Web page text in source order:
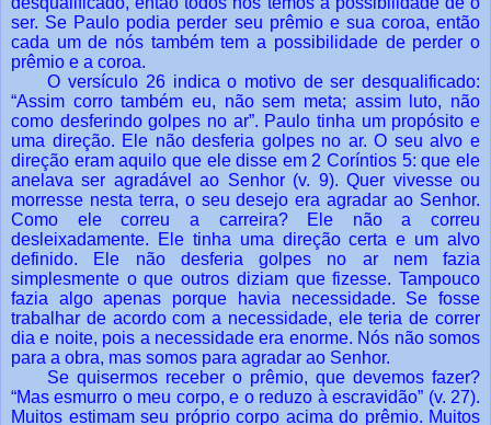
ser. Se Paulo podia perder seu prêmio e sua coroa, então
cada um de nós também tem a possibilidade de perder o
prêmio e a coroa.
O versículo 26 indica o motivo de ser desqualificado:
“Assim corro também eu, não sem meta; assim luto, não
como desferindo golpes no ar”. Paulo tinha um propósito e
uma direção. Ele não desferia golpes no ar. O seu alvo e
direção eram aquilo que ele disse em 2 Coríntios 5: que ele
anelava ser agradável ao Senhor (v. 9). Quer vivesse ou
morresse nesta terra, o seu desejo era agradar ao Senhor.
Como ele correu a carreira? Ele não a correu
desleixadamente. Ele tinha uma direção certa e um alvo
definido. Ele não desferia golpes no ar nem fazia
simplesmente o que outros diziam que fizesse. Tampouco
fazia algo apenas porque havia necessidade. Se fosse
trabalhar de acordo com a necessidade, ele teria de correr
dia e noite, pois a necessidade era enorme. Nós não somos
para a obra, mas somos para agradar ao Senhor.
Se quisermos receber o prêmio, que devemos fazer?
“Mas esmurro o meu corpo, e o reduzo à escravidão” (v. 27).
Muitos estimam seu próprio corpo acima do prêmio. Muitos